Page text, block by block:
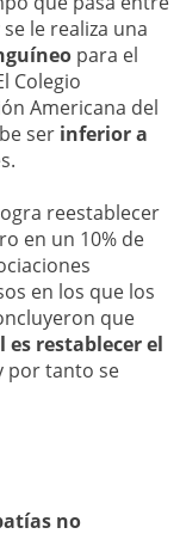
se le realiza una
para el
Colegio
Americana del
ser inferior a
reestablecer
en un 10% de
en los que los
que
restablecer el
por tanto se
no